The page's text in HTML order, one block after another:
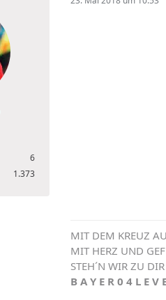
6
1.373
MIT DEM KREUZ
MIT HERZ UND
STEH´N WIR ZU DIR
B A Y E R 0 4 L E V